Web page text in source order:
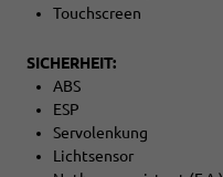
Touchscreen
SICHERHEIT:
ABS
ESP
Servolenkung
Lichtsensor